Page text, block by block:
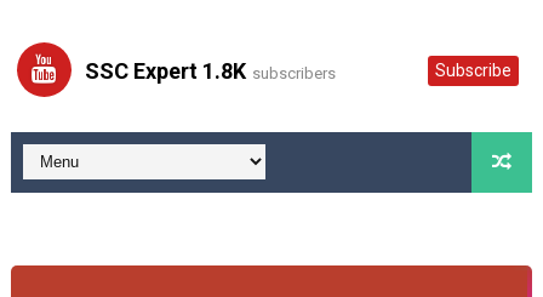
SSC Expert 1.8K subscribers Subscribe